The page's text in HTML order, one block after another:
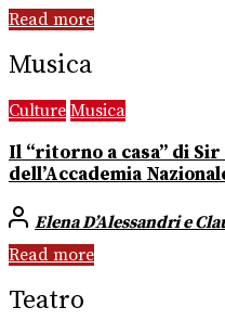
Read more
Musica
Culture Musica
Il “ritorno a casa” di
dell’Accademia
Elena D’Alessandri e
Read more
Teatro